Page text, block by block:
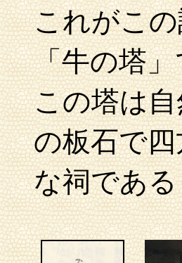
これがこ
「牛の塔
この塔は
の板石で
な祠である